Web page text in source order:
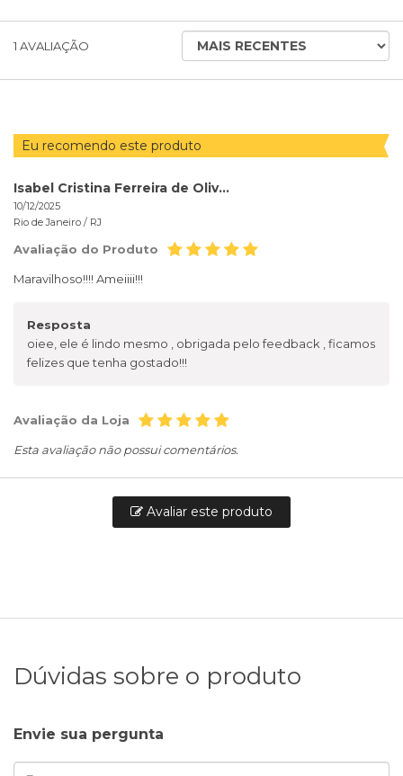
1 AVALIAÇÃO
ORDENAR
AVALIAÇÕES
Eu recomendo este produto
Isabel Cristina Ferreira de Oliveira
10/12/2025
Rio de Janeiro / RJ
Avaliação do Produto
Maravilhoso!!!! Ameiiii!!!
Resposta
oiee, ele é lindo mesmo , obrigada pelo feedback , ficamos
felizes que tenha gostado!!!
Avaliação da Loja
Esta avaliação não possui comentários.
Avaliar este produto
Dúvidas sobre o produto
Envie sua pergunta